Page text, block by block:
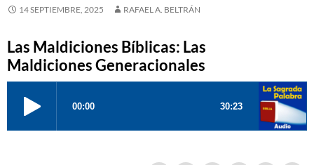
14 SEPTIEMBRE, 2025 RAFAEL A. BELTRÁN
Las Maldiciones Bíblicas: Las
Maldiciones Generacionales